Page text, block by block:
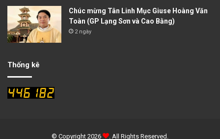
Chúc mừng Tân Linh Mục Giuse Hoàng Văn
Toàn (GP Lạng Sơn và Cao Bằng)
2 ngày
Thống kê
© Copyright 2026 . All Rights Reserved.